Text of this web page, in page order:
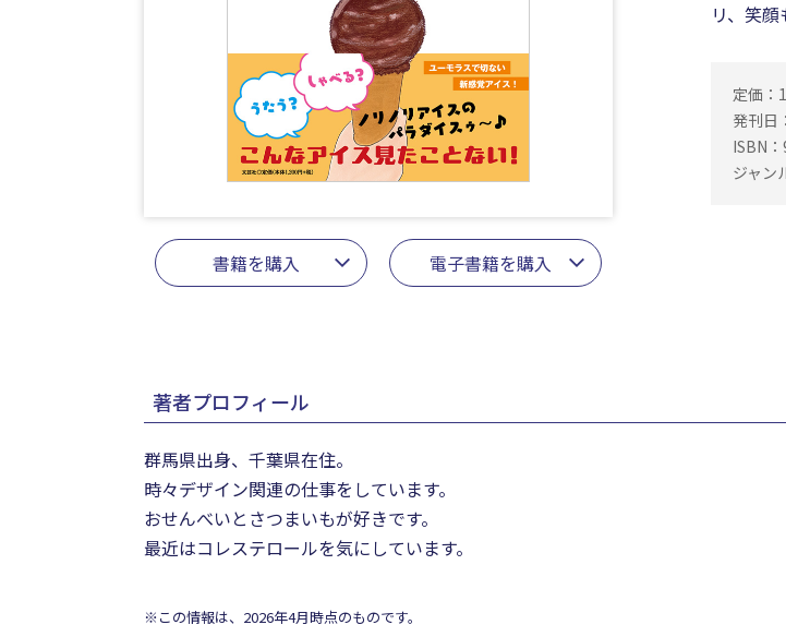
書籍を購入 電子書籍を購入
リ、笑顔
定価：
発刊日
ISBN
ジャン
著者プロフィール
群馬県出身、千葉県在住。
時々デザイン関連の仕事をしています。
おせんべいとさつまいもが好きです。
最近はコレステロールを気にしています。
※この情報は、2026年4月時点のものです。